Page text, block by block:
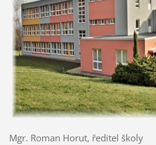
Mgr. Roman Horut, ředitel školy